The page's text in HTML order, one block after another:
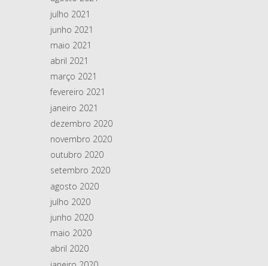
julho 2021
junho 2021
maio 2021
abril 2021
março 2021
fevereiro 2021
janeiro 2021
dezembro 2020
novembro 2020
outubro 2020
setembro 2020
agosto 2020
julho 2020
junho 2020
maio 2020
abril 2020